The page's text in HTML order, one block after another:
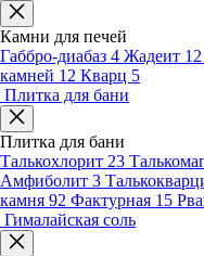
Камни для печей
Габбро-диабаз 4 Жадеит 12
камней 12 Кварц 5
Плитка для бани
Плитка для бани
Талькохлорит 23
Амфиболит 3
камня 92 Фактурная 15
Гималайская соль